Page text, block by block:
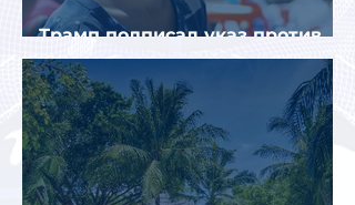
Трамп подписал указ против
«родильного туризма» в США